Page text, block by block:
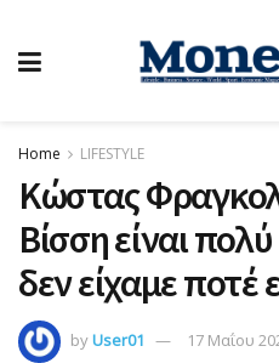
Home LIFESTYLE
Κώστας
Βίσση είναι
δεν είχαμε ποτέ
byUser01 17 Μαΐου